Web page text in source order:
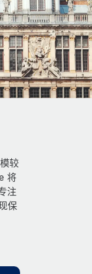
较
将
注
保